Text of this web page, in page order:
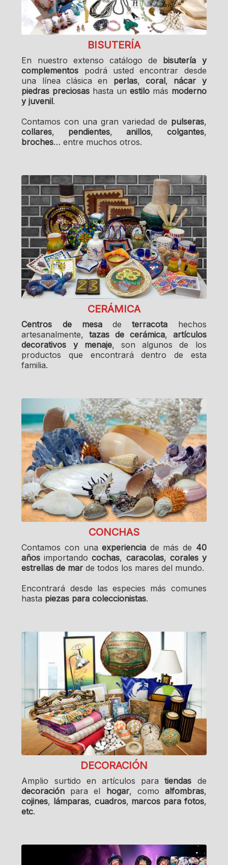
BISUTERÍA
En nuestro extenso catálogo de bisutería y
complementos podrá usted encontrar desde
una línea clásica en perlas, coral, nácar y
piedras preciosas hasta un estilomás moderno
y juvenil.
Contamos con una gran variedad de pulseras,
collares, pendientes, anillos, colgantes,
broches… entre muchos otros.
CERÁMICA
Centros de mesadeterracota hechos
artesanalmente,tazas de cerámica, artículos
decorativos y menaje, son algunos de los
productos que encontrará dentro de esta
familia.
CONCHAS
Contamos con unaexperiencia de más de 40
años importandocochas, caracolas, corales y
estrellas de mar de todos los mares del mundo.
Encontrará desde las especies más comunes
hasta piezas para coleccionistas.
DECORACIÓN
Amplio surtido en artículos paratiendas de
decoración para el hogar, como alfombras,
cojines, lámparas, cuadros, marcos para fotos,
etc.